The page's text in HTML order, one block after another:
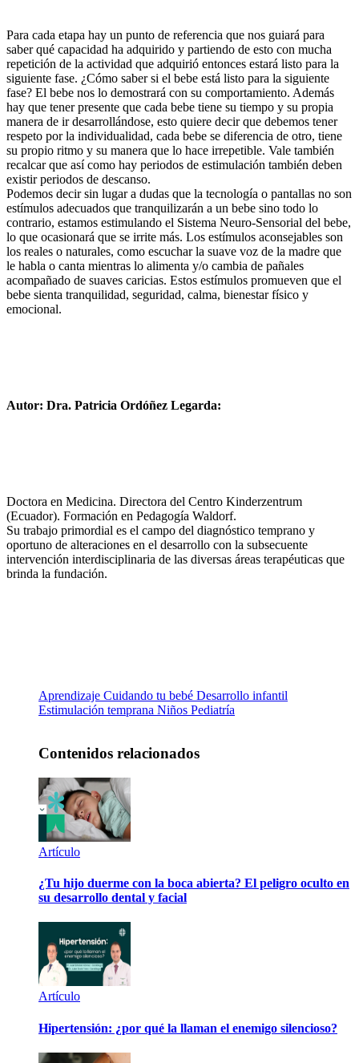
Para cada etapa hay un punto de referencia que nos guiará para
saber qué capacidad ha adquirido y partiendo de esto con mucha
repetición de la actividad que adquirió entonces estará listo para la
siguiente fase. ¿Cómo saber si el bebe está listo para la siguiente
fase? El bebe nos lo demostrará con su comportamiento. Además
hay que tener presente que cada bebe tiene su tiempo y su propia
manera de ir desarrollándose, esto quiere decir que debemos tener
respeto por la individualidad, cada bebe se diferencia de otro, tiene
su propio ritmo y su manera que lo hace irrepetible. Vale también
recalcar que así como hay periodos de estimulación también deben
existir periodos de descanso.
Podemos decir sin lugar a dudas que la tecnología o pantallas no son
estímulos adecuados que tranquilizarán a un bebe sino todo lo
contrario, estamos estimulando el Sistema Neuro-Sensorial del bebe,
lo que ocasionará que se irrite más. Los estímulos aconsejables son
los reales o naturales, como escuchar la suave voz de la madre que
le habla o canta mientras lo alimenta y/o cambia de pañales
acompañado de suaves caricias. Estos estímulos promueven que el
bebe sienta tranquilidad, seguridad, calma, bienestar físico y
emocional.
Autor: Dra. Patricia Ordóñez Legarda:
Doctora en Medicina. Directora del Centro Kinderzentrum
(Ecuador). Formación en Pedagogía Waldorf.
Su trabajo primordial es el campo del diagnóstico temprano y
oportuno de alteraciones en el desarrollo con la subsecuente
intervención interdisciplinaria de las diversas áreas terapéuticas que
brinda la fundación.
Aprendizaje Cuidando tu bebé Desarrollo infantil
Estimulación temprana Niños Pediatría
Contenidos relacionados
Artículo
¿Tu hijo duerme con la boca abierta? El peligro oculto en
su desarrollo dental y facial
Artículo
Hipertensión: ¿por qué la llaman el enemigo silencioso?